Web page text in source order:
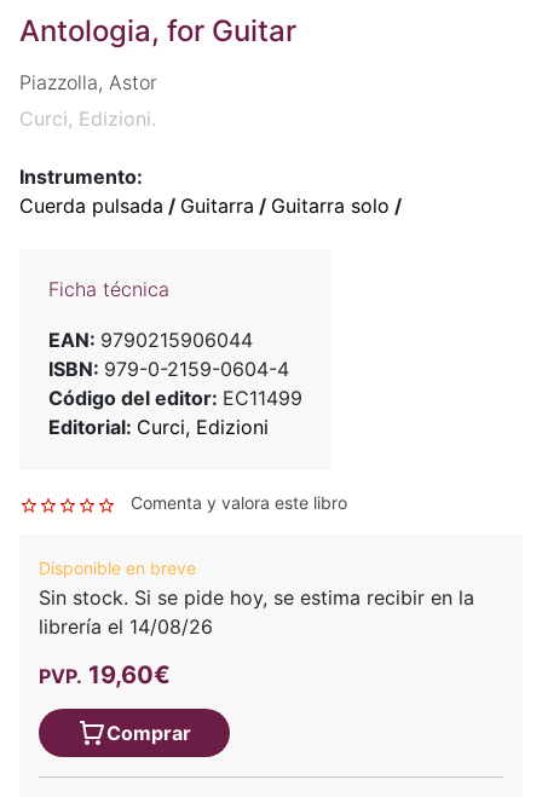
Antologia, for Guitar
Piazzolla, Astor
Curci, Edizioni.
Instrumento:
Cuerda pulsada / Guitarra / Guitarra solo /
Ficha técnica
EAN: 9790215906044
ISBN: 979-0-2159-0604-4
Código del editor: EC11499
Editorial: Curci, Edizioni
Comenta y valora este libro
Disponible en breve
Sin stock. Si se pide hoy, se estima recibir en la
librería el 14/08/26
PVP. 19,60€
Comprar